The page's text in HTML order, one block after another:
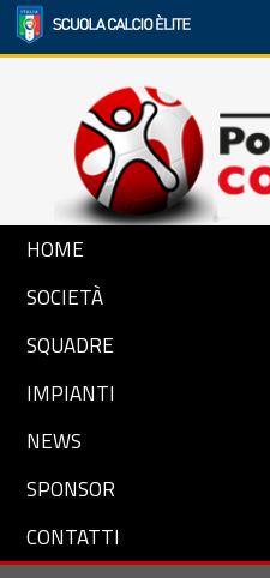
HOME
SOCIETÀ
SQUADRE
IMPIANTI
NEWS
SPONSOR
CONTATTI